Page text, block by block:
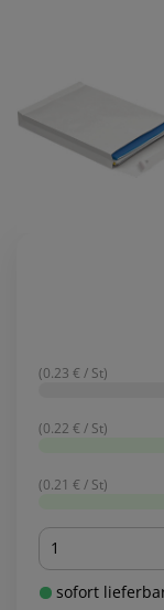
(0.23 € / St)
(0.22 € / St)
(0.21 € / St)
Menge
sofort lieferbar